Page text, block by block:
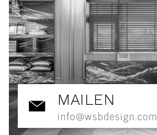
MAILEN
info@wsbdesign.com